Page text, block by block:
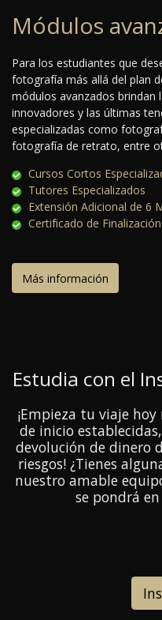
Módulos
Para los estudiantes que
fotografía más allá del plan
módulos avanzados brindan
innovadores y las últimas
especializadas como
fotografía de retrato, entre
Cursos Cortos
Tutores Especializados
Extensión Adicional de 6
Certificado de Finalización
Más información
Estudia con el
¡Empieza tu viaje
de inicio
devolución de dinero
riesgos! ¿Tienes
nuestro amable
se pondrá